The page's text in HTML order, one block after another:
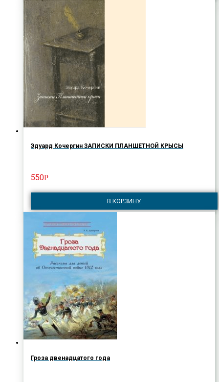
Эдуард Кочергин ЗАПИСКИ ПЛАНШЕТНОЙ КРЫСЫ
550Р
В КОРЗИНУ
Гроза двенадцатого года